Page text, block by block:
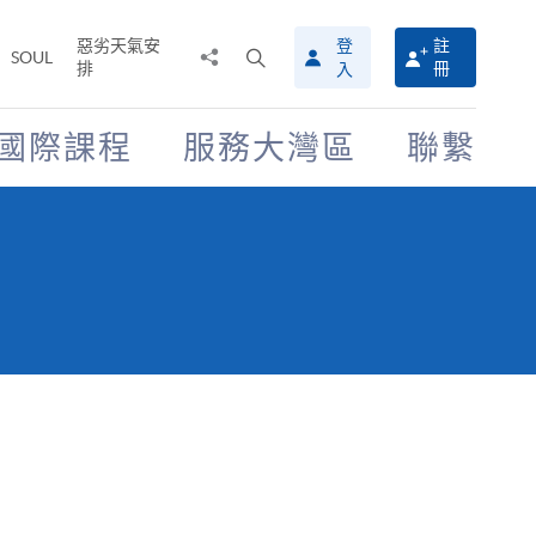
SOUL
惡劣天氣安
排
搜
尋
介
面
登
入
註
冊
際課程 服務大灣區 聯繫